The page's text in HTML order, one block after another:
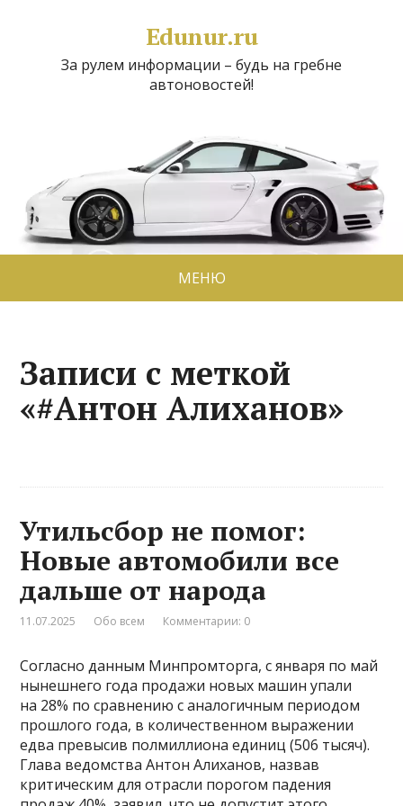
Edunur.ru
За рулем информации – будь на гребне
автоновостей!
МЕНЮ
Записи с меткой
«#Антон Алиханов»
Утильсбор не помог:
Новые автомобили все
дальше от народа
11.07.2025 Обо всем Комментарии: 0
Согласно данным Минпромторга, с января по май
нынешнего года продажи новых машин упали
на 28% по сравнению с аналогичным периодом
прошлого года, в количественном выражении
едва превысив полмиллиона единиц (506 тысяч).
Глава ведомства Антон Алиханов, назвав
критическим для отрасли порогом падения